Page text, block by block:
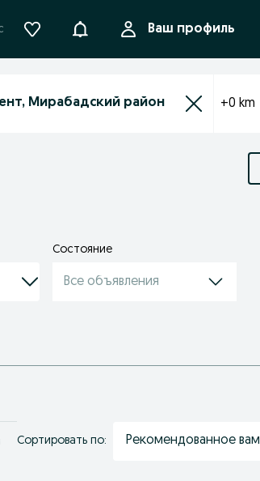
УведомленияВаш профиль
+0 km
Состояние
Все объявления
Сортировать по: Рекомендованное вам